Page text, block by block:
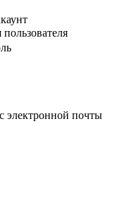
электронной почты